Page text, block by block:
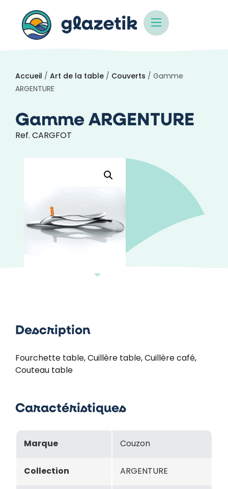
Accueil / Art de la table / Couverts / Gamme
ARGENTURE
Gamme ARGENTURE
Ref. CARGFOT
Description
Fourchette table, Cuillère table, Cuillère café,
Couteau table
Caractéristiques
Marque Couzon
Collection ARGENTURE